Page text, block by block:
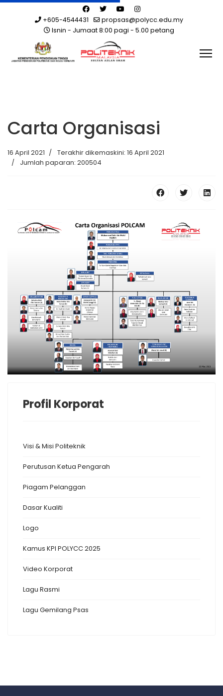
+605-4544431
propsas@polycc.edu.my
Isnin - Jumaat 8:00 pagi - 5.00 petang
Carta Organisasi
16 April 2021
Terakhir dikemaskini: 16 April 2021
Jumlah paparan: 200504
Profil Korporat
Visi & Misi Politeknik
Perutusan Ketua Pengarah
Piagam Pelanggan
Dasar Kualiti
Logo
Kamus KPI POLYCC 2025
Video Korporat
Lagu Rasmi
Lagu Gemilang Psas